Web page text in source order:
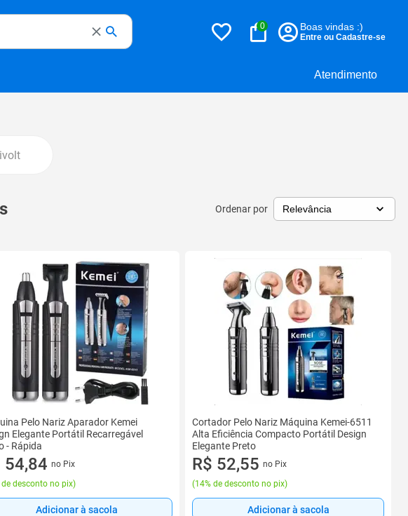
Atendimento
0 Boas vindas :)
Entre ou Cadastre-se
Ordenar por
Pelo Nariz Aparador Kemei
Elegante Portátil Recarregável
- Rápida
54,84 no Pix
de desconto no pix)
Adicionar à sacola
Cortador Pelo Nariz Máquina Kemei-6511
Alta Eficiência Compacto Portátil Design
Elegante Preto
R$ 52,55 no Pix
(14% de desconto no pix)
Adicionar à sacola